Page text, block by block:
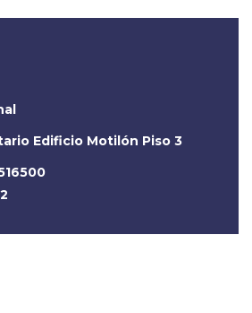
Edificio Motilón Piso 3